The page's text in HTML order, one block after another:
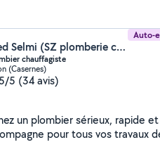
Auto-
Zied Selmi (SZ plomberie chauffage)
chauffagiste
(Casernes)
5 (34 avis)
un plombier sérieux, rapide
pour tous vos travaux